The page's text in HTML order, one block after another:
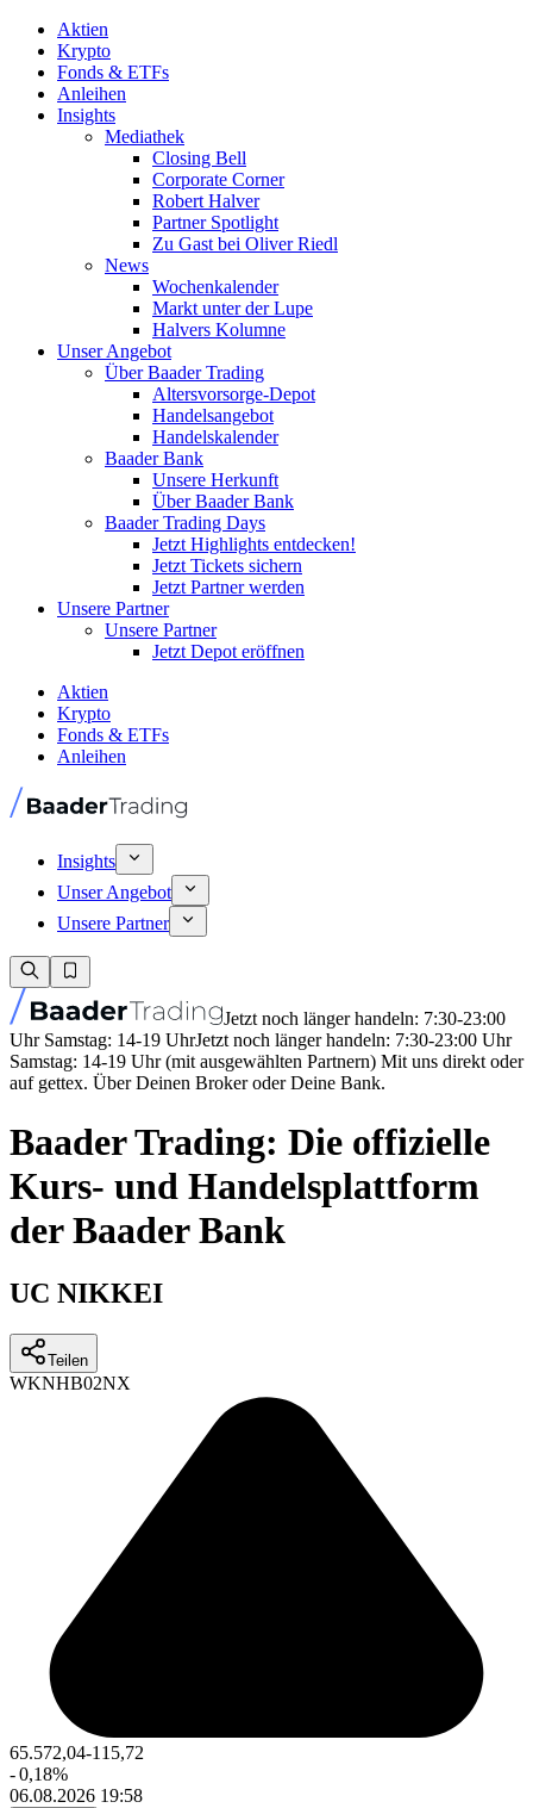
Aktien
Krypto
Fonds & ETFs
Anleihen
Insights
Mediathek
Closing Bell
Corporate Corner
Robert Halver
Partner Spotlight
Zu Gast bei Oliver Riedl
News
Wochenkalender
Markt unter der Lupe
Halvers Kolumne
Unser Angebot
Über Baader Trading
Altersvorsorge-Depot
Handelsangebot
Handelskalender
Baader Bank
Unsere Herkunft
Über Baader Bank
Baader Trading Days
Jetzt Highlights entdecken!
Jetzt Tickets sichern
Jetzt Partner werden
Unsere Partner
Unsere Partner
Jetzt Depot eröffnen
Aktien
Krypto
Fonds & ETFs
Anleihen
Insights
Unser Angebot
Unsere Partner
Jetzt noch länger handeln: 7:30-23:00
Uhr Samstag: 14-19 UhrJetzt noch länger handeln: 7:30-23:00 Uhr
Samstag: 14-19 Uhr (mit ausgewählten Partnern) Mit uns direkt oder
auf gettex. Über Deinen Broker oder Deine Bank.
Baader Trading: Die offizielle
Kurs- und Handelsplattform
der Baader Bank
UC NIKKEI
Teilen
WKNHB02NX
65.572,04-115,72
-0,18%
06.08.2026 19:58